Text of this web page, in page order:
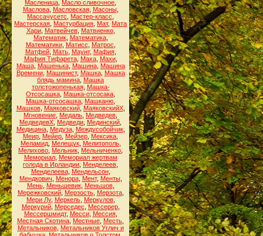
Масленица Масло сливочное
Маслова, Масловская, Масоны,
Массачусетс
Мастер-класс
Мастерская Мастурбация Мат, Мата
Хари, Матвейчев, Матвиенко,
Математик, Математика,
Математики, Матисс Матрос
Матфей, Мать, Маунт, Мафия,
Мафия Тифарета, Маха, Махи,
Маша, Машенька, Машина, Машина
Времени, Машинист, Машка, Машка
блядь мамина Машка
толстожопенькая, Машка-
Отсосашка Машка-отсосака
Машка-отсосашка Машканю
Машков, Маяковский, МаяковскийХ,
Мгновение Медаль Медведев
МедведевХ Медведи Мединский
Медицина, Медуза, Междусобойчик,
Меир Мейер Мейзер Мексика
Меламид, Мелещук, Мелитополь,
Мелихово Мельник Мельниченко
Мемориал, Мемориал жертвам
голода в Ирландии Менделеев
Менделеева, Мендельсон,
Мендкович
Менора, Мент, Менты,
Мень, Меньшевик, Меньшов,
Мережковский, Мерзость, Мерзота,
Мери Лу, Меркель, Меркулов,
Меркурий, Мерседес Мессерер,
Мессершмидт, Месси, Мессия,
Местная Скотина Местные Месть
Метальников, Метальников Углич и